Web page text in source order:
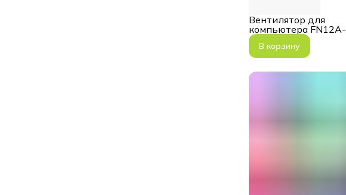
Вентилятор для
компьютера FN12A-
C8I-W (OEM)
В корзину